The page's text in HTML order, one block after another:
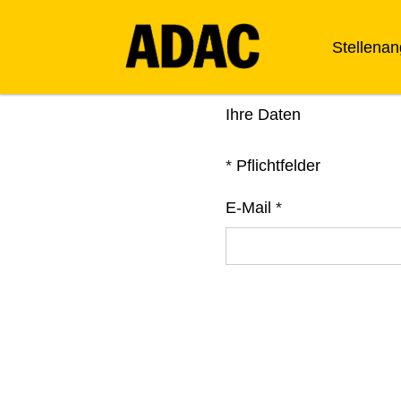
Ihre Daten
* Pflichtfelder
E-Mail *